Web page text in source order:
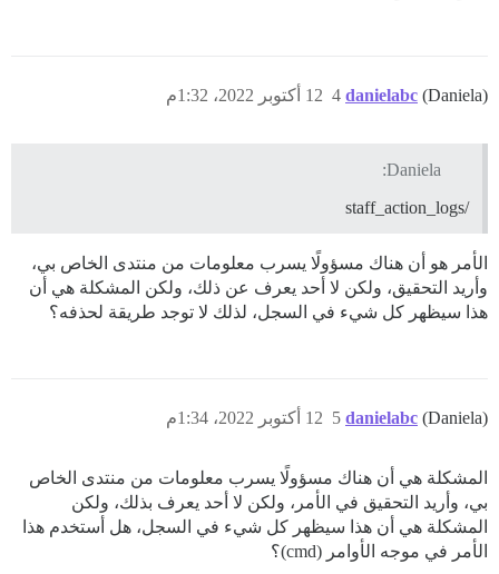
danielabc (Daniela) 12 أكتوبر 2022، 1:32م 4
Daniela:
/staff_action_logs
الأمر هو أن هناك مسؤولًا يسرب معلومات من منتدى الخاص بي،
وأريد التحقيق، ولكن لا أحد يعرف عن ذلك، ولكن المشكلة هي أن
هذا سيظهر كل شيء في السجل، لذلك لا توجد طريقة لحذفه؟
danielabc (Daniela) 12 أكتوبر 2022، 1:34م 5
المشكلة هي أن هناك مسؤولًا يسرب معلومات من منتدى الخاص
بي، وأريد التحقيق في الأمر، ولكن لا أحد يعرف بذلك، ولكن
المشكلة هي أن هذا سيظهر كل شيء في السجل، هل أستخدم هذا
الأمر في موجه الأوامر (cmd)؟